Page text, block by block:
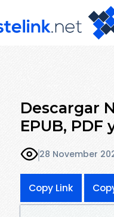
Descargar
EPUB, PDF
28 November
Copy Link